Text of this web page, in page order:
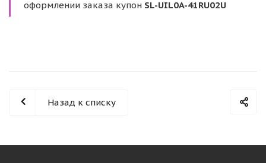
оформлении заказа купон SL-UIL0A-41RU02U
Назад к списку